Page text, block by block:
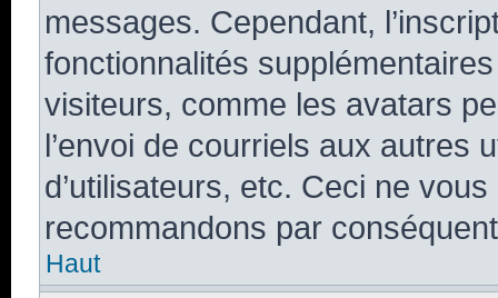
messages. Cependant,
fonctionnalités
visiteurs, comme les avatars
l’envoi de courriels aux autres
d’utilisateurs, etc. Ceci ne
recommandons par
Haut